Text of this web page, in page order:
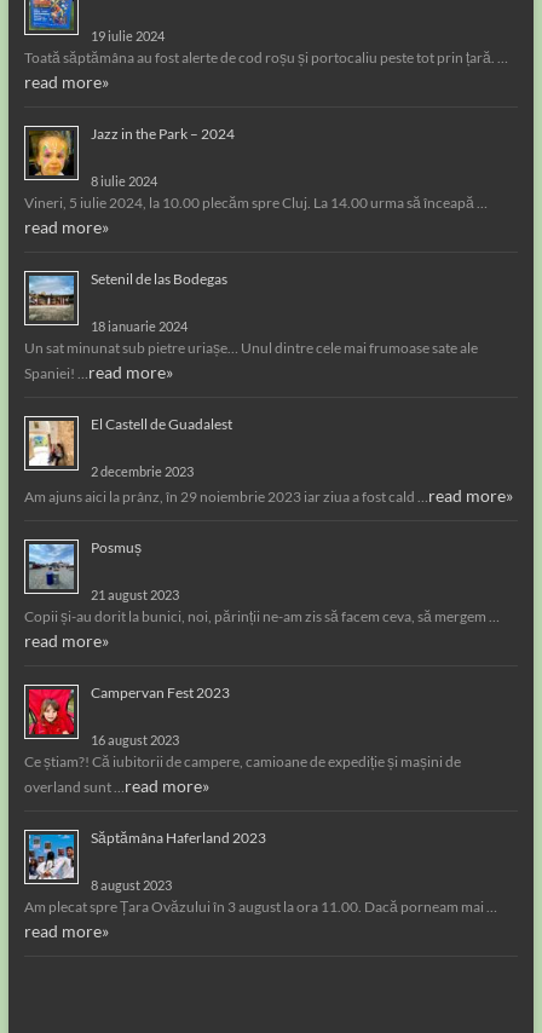
19 iulie 2024
Toată săptămâna au fost alerte de cod roșu și portocaliu peste tot prin țară. …
read more»
Jazz in the Park – 2024
8 iulie 2024
Vineri, 5 iulie 2024, la 10.00 plecăm spre Cluj. La 14.00 urma să înceapă …
read more»
Setenil de las Bodegas
18 ianuarie 2024
Un sat minunat sub pietre uriașe… Unul dintre cele mai frumoase sate ale
Spaniei! …read more»
El Castell de Guadalest
2 decembrie 2023
Am ajuns aici la prânz, în 29 noiembrie 2023 iar ziua a fost cald …read more»
Posmuș
21 august 2023
Copii și-au dorit la bunici, noi, părinții ne-am zis să facem ceva, să mergem …
read more»
Campervan Fest 2023
16 august 2023
Ce știam?! Că iubitorii de campere, camioane de expediție și mașini de
overland sunt …read more»
Săptămâna Haferland 2023
8 august 2023
Am plecat spre Țara Ovăzului în 3 august la ora 11.00. Dacă porneam mai …
read more»